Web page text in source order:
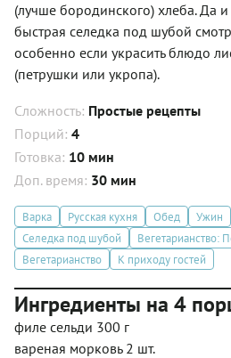
(лучше бородинского) хлеба. Да
быстрая селедка под шубой
особенно если украсить блюдо
(петрушки или укропа).
Сложность: Простые рецепты
Порций: 4
Готовка: 10 мин
Доп. время: 30 мин
Варка Русская кухня Обед Ужин
Селедка под шубой
Вегетарианство:
Вегетарианство
К приходу гостей
Ингредиенты на 4
филе сельди 300 г
вареная морковь 2 шт.